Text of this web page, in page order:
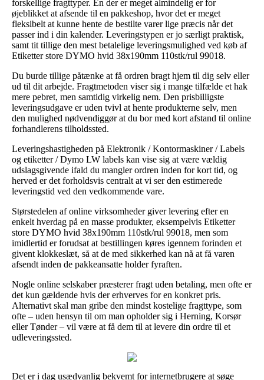
forskellige fragttyper. En der er meget almindelig er for
øjeblikket at afsende til en pakkeshop, hvor det er meget
fleksibelt at kunne hente de bestilte varer lige præcis når det
passer ind i din kalender. Leveringstypen er jo særligt praktisk,
samt tit tillige den mest betalelige leveringsmulighed ved køb af
Etiketter store DYMO hvid 38x190mm 110stk/rul 99018.
Du burde tillige påtænke at få ordren bragt hjem til dig selv eller
ud til dit arbejde. Fragtmetoden viser sig i mange tilfælde et hak
mere pebret, men samtidig virkelig nem. Den prisbilligste
leveringsudgave er uden tvivl at hente produkterne selv, men
den mulighed nødvendiggør at du bor med kort afstand til online
forhandlerens tilholdssted.
Leveringshastigheden på Elektronik / Kontormaskiner / Labels
og etiketter / Dymo LW labels kan vise sig at være vældig
udslagsgivende ifald du mangler ordren inden for kort tid, og
herved er det forholdsvis centralt at vi ser den estimerede
leveringstid ved den vedkommende vare.
Størstedelen af online virksomheder giver levering efter en
enkelt hverdag på en masse produkter, eksempelvis Etiketter
store DYMO hvid 38x190mm 110stk/rul 99018, men som
imidlertid er forudsat at bestillingen køres igennem forinden et
givent klokkeslæt, så at de med sikkerhed kan nå at få varen
afsendt inden de pakkeansatte holder fyraften.
Nogle online selskaber præsterer fragt uden betaling, men ofte er
det kun gældende hvis der erhverves for en konkret pris.
Alternativt skal man gribe den mindst kostelige fragttype, som
ofte – uden hensyn til om man opholder sig i Herning, Korsør
eller Tønder – vil være at få dem til at levere din ordre til et
udleveringssted.
Det er i dag usædvanlig bekvemt for internetbrugere at søge